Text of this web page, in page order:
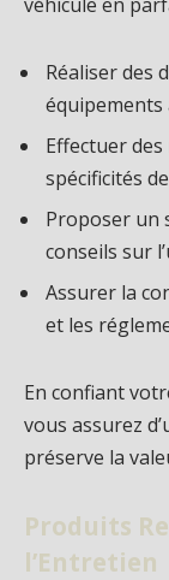
Réaliser des
équipements
Effectuer
spécificités
Proposer un
conseils sur
Assurer la
et les
En confiant
vous assurez
préserve la
Produits
l’Entretien